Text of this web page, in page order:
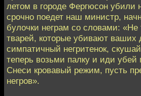
летом в городе Фергюсон убили
срочно поедет наш министр,
булочки неграм со словами: «Не
тварей, которые убивают ваших
симпатичный негритенок,
теперь возьми палку и иди убей
Снеси кровавый режим, пусть
негров».